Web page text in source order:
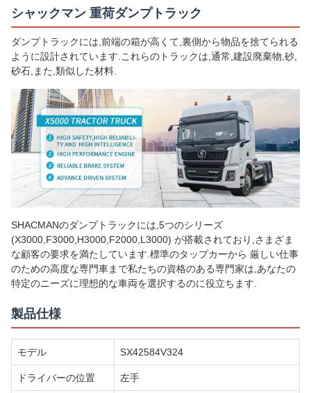
シャックマン 重荷ダンプトラック
ダンプトラックには,前端の箱が高くて,裏側から物品を捨てられる
ように設計されています.これらのトラックは,通常,建設廃棄物,砂,
砂石,また,類似した材料.
SHACMANのダンプトラックには,5つのシリーズ
(X3000,F3000,H3000,F2000,L3000) が搭載されており,さまざま
な顧客の要求を満たしています.標準のタップカーから 厳しい仕事
のための高度な専門車まで私たちの資格のある専門家は,あなたの
特定のニーズに理想的な車両を選択するのに役立ちます.
製品仕様
モデル SX42584V324
ドライバーの位置 左手